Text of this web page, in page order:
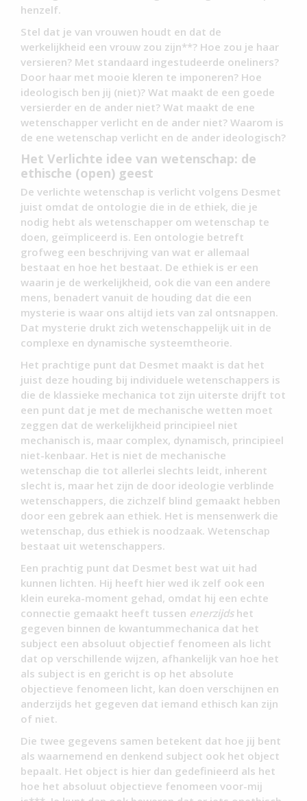
henzelf.
Stel dat je van vrouwen houdt en dat de
werkelijkheid een vrouw zou zijn**? Hoe zou je haar
versieren? Met standaard ingestudeerde oneliners?
Door haar met mooie kleren te imponeren? Hoe
ideologisch ben jij (niet)? Wat maakt de een goede
versierder en de ander niet? Wat maakt de ene
wetenschapper verlicht en de ander niet? Waarom is
de ene wetenschap verlicht en de ander ideologisch?
Het Verlichte idee van wetenschap: de
ethische (open) geest
De verlichte wetenschap is verlicht volgens Desmet
juist omdat de ontologie die in de ethiek, die je
nodig hebt als wetenschapper om wetenschap te
doen, geïmpliceerd is. Een ontologie betreft
grofweg een beschrijving van wat er allemaal
bestaat en hoe het bestaat. De ethiek is er een
waarin je de werkelijkheid, ook die van een andere
mens, benadert vanuit de houding dat die een
mysterie is waar ons altijd iets van zal ontsnappen.
Dat mysterie drukt zich wetenschappelijk uit in de
complexe en dynamische systeemtheorie.
Het prachtige punt dat Desmet maakt is dat het
juist deze houding bij individuele wetenschappers is
die de klassieke mechanica tot zijn uiterste drijft tot
een punt dat je met de mechanische wetten moet
zeggen dat de werkelijkheid principieel niet
mechanisch is, maar complex, dynamisch, principieel
niet-kenbaar. Het is niet de mechanische
wetenschap die tot allerlei slechts leidt, inherent
slecht is, maar het zijn de door ideologie verblinde
wetenschappers, die zichzelf blind gemaakt hebben
door een gebrek aan ethiek. Het is mensenwerk die
wetenschap, dus ethiek is noodzaak. Wetenschap
bestaat uit wetenschappers.
Een prachtig punt dat Desmet best wat uit had
kunnen lichten. Hij heeft hier wed ik zelf ook een
klein eureka-moment gehad, omdat hij een echte
connectie gemaakt heeft tussen enerzijdshet
gegeven binnen de kwantummechanica dat het
subject een absoluut objectief fenomeen als licht
dat op verschillende wijzen, afhankelijk van hoe het
als subject is en gericht is op het absolute
objectieve fenomeen licht, kan doen verschijnen en
anderzijds het gegeven dat iemand ethisch kan zijn
of niet.
Die twee gegevens samen betekent dat hoe jij bent
als waarnemend en denkend subject ook het object
bepaalt. Het object is hier dan gedefinieerd als het
hoe het absoluut objectieve fenomeen voor-mij